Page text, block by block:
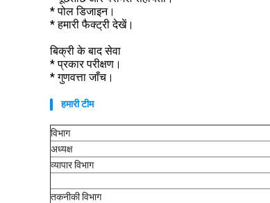
* पोल डिजाइन।
* हमारी फैक्ट्री देखें।
बिक्री के बाद सेवा
* प्रकार परीक्षण।
* गुणवत्ता जाँच।
हमारी टीम
विभाग
अध्यक्ष
व्यापार विभाग
तकनीकी विभाग